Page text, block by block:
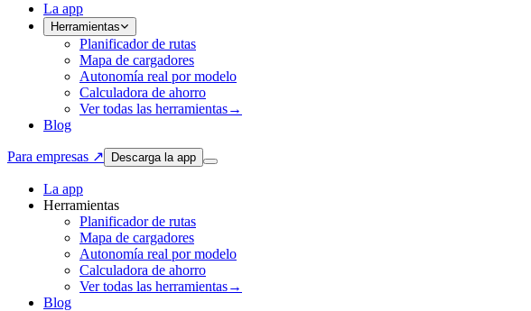
La app
Herramientas
Planificador de rutas
Mapa de cargadores
Autonomía real por modelo
Calculadora de ahorro
Ver todas las herramientas→
Blog
Para empresas ↗ Descarga la app
La app
Herramientas
Planificador de rutas
Mapa de cargadores
Autonomía real por modelo
Calculadora de ahorro
Ver todas las herramientas→
Blog